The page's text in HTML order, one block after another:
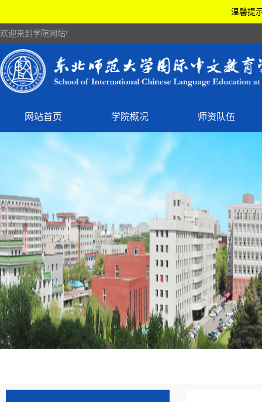
温馨提
欢迎来到学院网站!
网站首页 学院概况 师资队伍